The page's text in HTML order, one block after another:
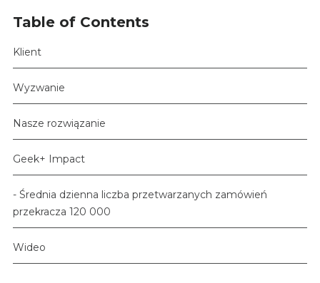
Table of Contents
Klient
Wyzwanie
Nasze rozwiązanie
Geek+ Impact
- Średnia dzienna liczba przetwarzanych zamówień
przekracza 120 000
Wideo